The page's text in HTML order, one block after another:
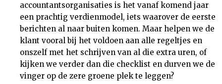
accountantsorganisaties is het vanaf komend jaar
een prachtig verdienmodel, iets waarover de eerste
berichten al naar buiten komen. Maar helpen we de
klant vooral bij het voldoen aan alle regeltjes en
onszelf met het schrijven van al die extra uren, of
kijken we verder dan die checklist en durven we de
vinger op de zere groene plek te leggen?